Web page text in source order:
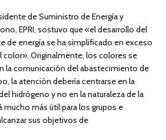
de Suministro de Energía y
EPRI, sostuvo que «el desarrollo del
de energía se ha simplificado en exceso
color». Originalmente, los colores se
la comunicación del abastecimiento de
la atención debería centrarse en la
hidrógeno y no en la naturaleza de la
mucho más útil para los grupos e
sus objetivos de